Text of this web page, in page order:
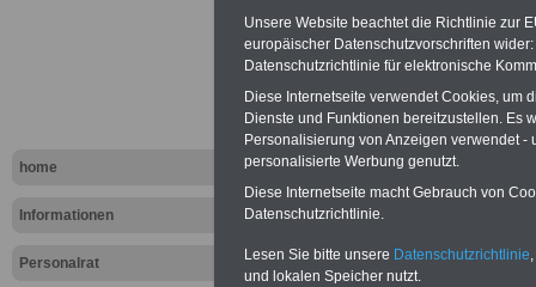
home
Informationen
Personalrat
(SPersVG):
Unsere Website beachtet die Richtlinie zur
europäischer Datenschutzvorschriften
Datenschutzrichtlinie für elektronische
Diese Internetseite verwendet Cookies, um
Dienste und Funktionen bereitzustellen. Es
Personalisierung von Anzeigen verwendet
personalisierte Werbung genutzt.
Diese Internetseite macht Gebrauch von
Datenschutzrichtlinie.
Lesen Sie bitte unsere Datenschutzrichtlinie
und lokalen Speicher nutzt.